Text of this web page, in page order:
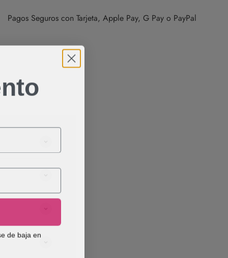
Pagos Seguros con Tarjeta, Apple Pay, G Pay o PayPal
de baja en